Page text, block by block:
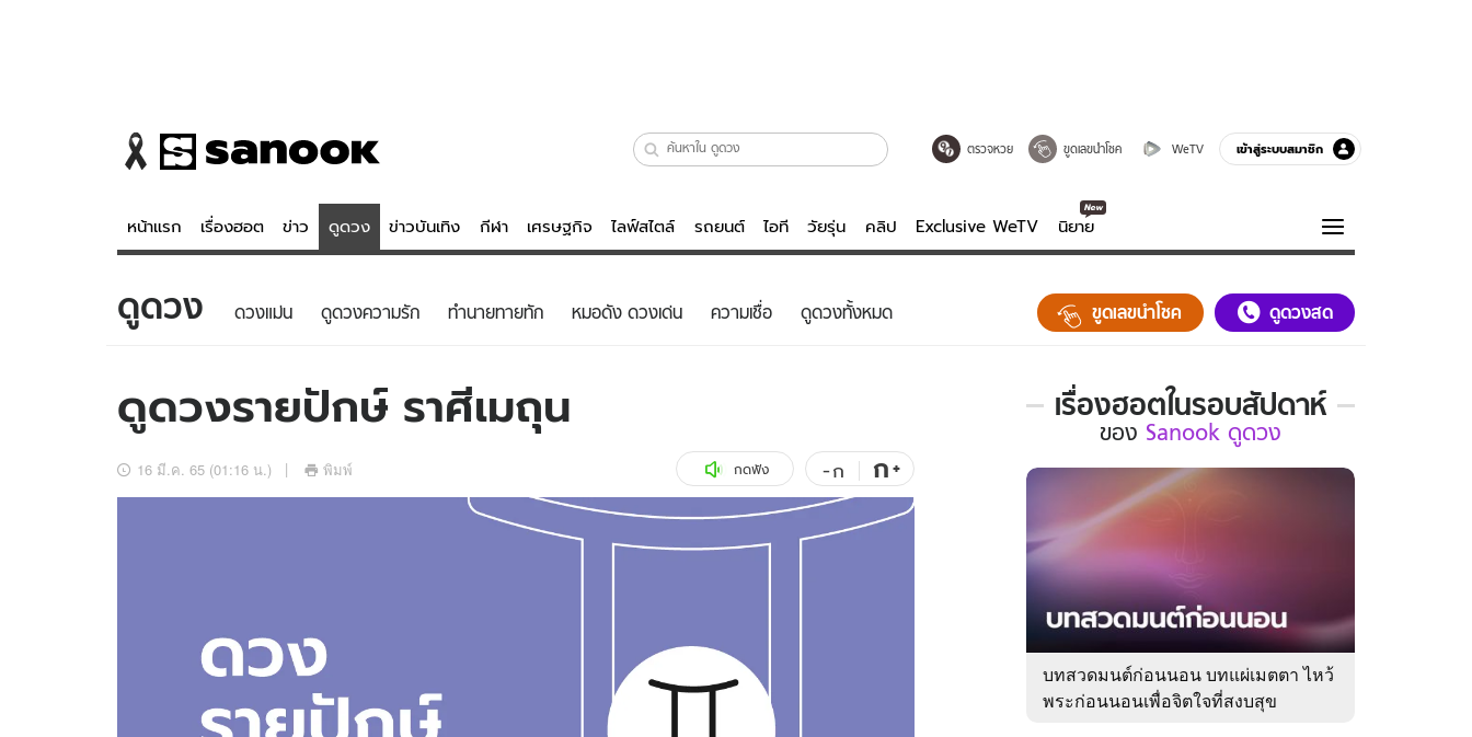
ตรวจหวย ขูดเลขนำโชค WeTV เข้าสู่ระบบสมาชิก
หน้าแรก เรื่องฮอต ข่าว ดูดวง ข่าวบันเทิง กีฬา เศรษฐกิจ ไลฟ์สไตล์ รถยนต์ ไอที วัยรุ่น คลิป Exclusive WeTV นิยาย
ข่าว
ข่าวบันเทิง
ดูดวง - ตรวจหวย
สถิติหวยไทย
ไลฟ์สไตล์
รถยนต์
สุขภาพ
คลิป
พอดแคสต์
ดูทีวี
ความรู้รอบตัว
ฮาวทู
ดาวน์โหลดสนุกแอปฟรี ติดตามสนุกโซเชียลได้ที่
ดูดวง ดวงแม่น ดูดวงความรัก ทํานายทายทัก หมอดัง ดวงเด่น ความเชื่อ ดูดวงทั้งหมด ขูดเลขนำโชค ดูดวงสด
ดูดวงรายปักษ์ ราศีเมถุน
16 มี.ค. 65 (01:16 น.) พิมพ์ กดฟัง -ก ก+
เรื่องฮอตในรอบสัปดาห์
เรื่อง
ใน
รอบ
ของ
Sanook
ดูด
ของ Sanook ดูดวง
บทสวดมนต์ก่อนนอน บทแผ่เมตตา ไหว้
พระก่อนนอนเพื่อจิตใจที่สงบสุข